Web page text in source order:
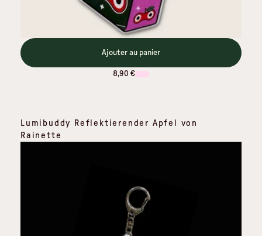
Ajouter au panier
8,90 €
Lumibuddy Reflektierender Apfel von
Rainette